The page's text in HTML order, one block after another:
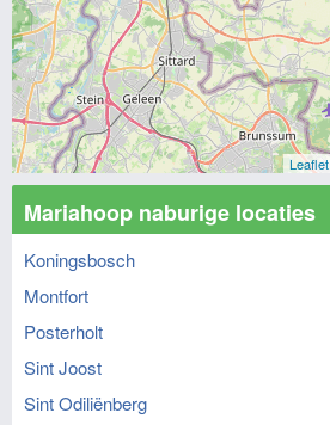
Leaflet
Mariahoop naburige locaties
Koningsbosch
Montfort
Posterholt
Sint Joost
Sint Odiliënberg